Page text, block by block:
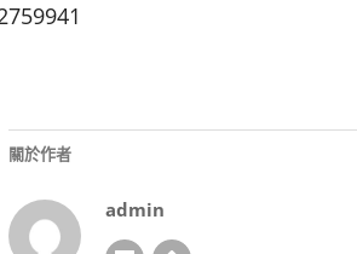
關於作者
admin